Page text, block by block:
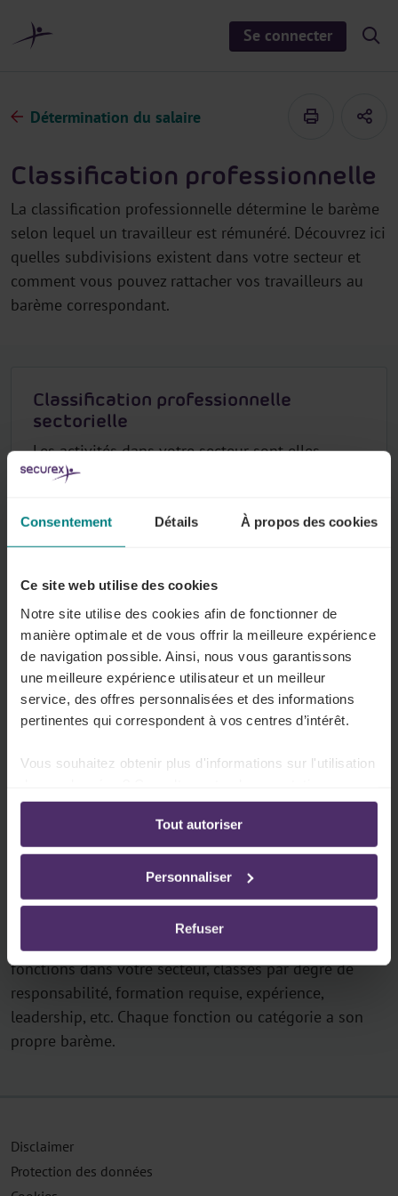
Consentement Détails À propos des cookies
Ce site web utilise des cookies
Notre site utilise des cookies afin de fonctionner de
manière optimale et de vous offrir la meilleure expérience
de navigation possible. Ainsi, nous vous garantissons
une meilleure expérience utilisateur et un meilleur
service, des offres personnalisées et des informations
pertinentes qui correspondent à vos centres d’intérêt.
Vous souhaitez obtenir plus d'informations sur l'utilisation
ligne:
Politique de confidentialité-Politique en matière
d’utilisation des cookies
Tout autoriser
Personnaliser
Refuser
Se connecter
S
i
e
a
c
h
Détermination du salaire
Classification professionnelle
La classification professionnelle détermine le barème
selon lequel un travailleur est rémunéré. Découvrez ici
quelles subdivisions existent dans votre secteur et
comment vous pouvez rattacher vos travailleurs au
barème correspondant.
Classification professionnelle
sectorielle
Les activités dans votre secteur sont-elles
divisées en différentes fonctions et/ou
professionnelle. Cela vous permet de rattacher
vos travailleurs au barème correspondant.
Lire plus
Insertion
Pour associer vos travailleurs au barème
règles spécifiques dans votre secteur.
Lire plus
Classification professionnelle (syn.: classification de
Une liste de tous les fonctions ou catégories d'e
fonctions dans votre secteur, classés par degré de
responsabilité, formation requise, expérience,
leadership, etc. Chaque fonction ou catégorie a son
propre barème.
Disclaimer
Protection des données